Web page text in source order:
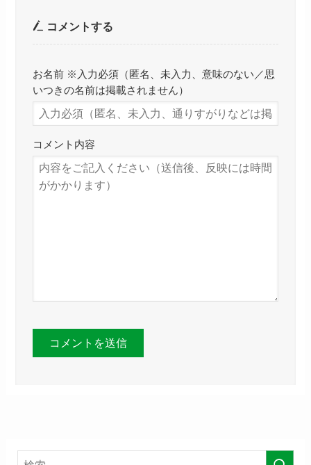
コメントする
お名前 ※入力必須（匿名、未入力、意味のない／思
いつきの名前は掲載されません）
コメント内容